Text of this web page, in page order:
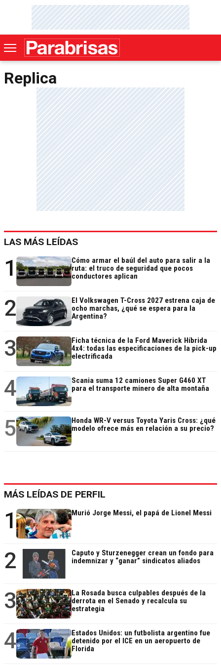
Replica
LAS MÁS LEÍDAS
1
Cómo armar el baúl del auto para salir a la
ruta: el truco de seguridad que pocos
conductores aplican
2
El Volkswagen T-Cross 2027 estrena caja de
ocho marchas, ¿qué se espera para la
Argentina?
3
Ficha técnica de la Ford Maverick Híbrida
4x4: todas las especificaciones de la pick-up
electrificada
4
Scania suma 12 camiones Super G460 XT
para el transporte minero de alta montaña
5
Honda WR-V versus Toyota Yaris Cross: ¿qué
modelo ofrece más en relación a su precio?
MÁS LEÍDAS DE PERFIL
1 Murió Jorge Messi, el papá de Lionel Messi
2
Caputo y Sturzenegger crean un fondo para
indemnizar y “ganar” sindicatos aliados
3
La Rosada busca culpables después de la
derrota en el Senado y recalcula su
estrategia
4
Estados Unidos: un futbolista argentino fue
detenido por el ICE en un aeropuerto de
Florida